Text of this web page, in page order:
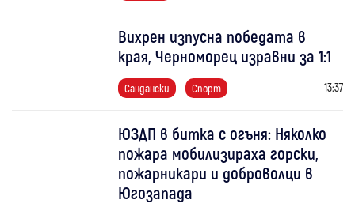
Вихрен изпусна победата в
края, Черноморец изравни за 1:1
Сандански Спорт 13:37
ЮЗДП в битка с огъня: Няколко
пожара мобилизираха горски,
пожарникари и доброволци в
Югозапада